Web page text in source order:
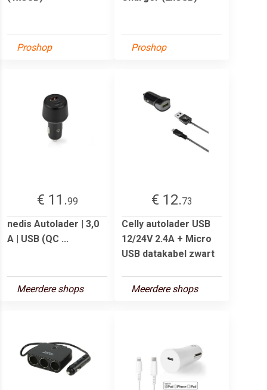
Proshop Proshop
€ 11.99
nedis Autolader | 3,0
A | USB (QC ...
Meerdere shops
€ 12.73
Celly autolader USB
12/24V 2.4A + Micro
USB datakabel zwart
Meerdere shops